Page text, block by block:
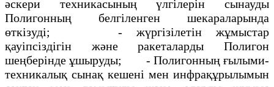
әскери техникасының үлгілерін сынауды
Полигонның белгіленген шекараларында
өткізуді; - жүргізілетін жұмыстар
қауіпсіздігін және ракеталарды Полигон
шеңберінде ұшыруды; - Полигонның ғылыми-
техникалық сынақ кешені мен инфрақұрылымын